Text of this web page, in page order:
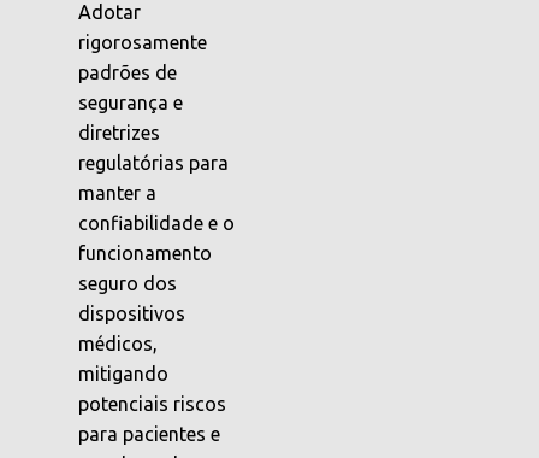
Adotar
rigorosamente
padrões de
segurança e
diretrizes
regulatórias para
manter a
confiabilidade e o
funcionamento
seguro dos
dispositivos
médicos,
mitigando
potenciais riscos
para pacientes e